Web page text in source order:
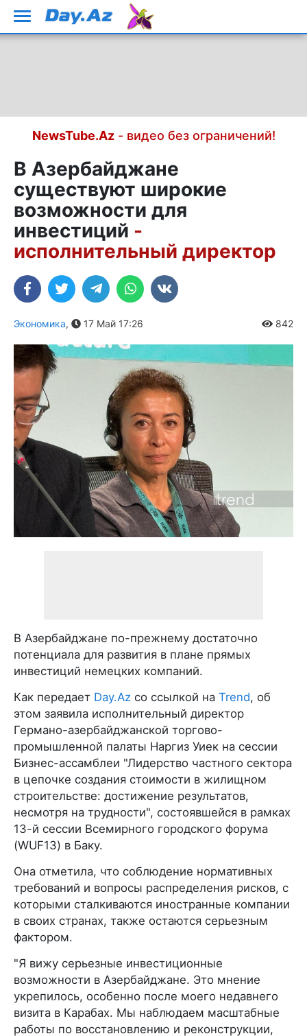
NewsTube.Az- видео без ограничений!
В Азербайджане
существуют широкие
возможности для
инвестиций -
исполнительный директор
Экономика, 17 Май 17:26 842
В Азербайджане по-прежнему достаточно
потенциала для развития в плане прямых
инвестиций немецких компаний.
Как передает Day.Az со ссылкой на Trend, об
этом заявила исполнительный директор
Германо-азербайджанской торгово-
промышленной палаты Наргиз Уиек на сессии
Бизнес-ассамблеи "Лидерство частного сектора
в цепочке создания стоимости в жилищном
строительстве: достижение результатов,
несмотря на трудности", состоявшейся в рамках
13-й сессии Всемирного городского форума
(WUF13) в Баку.
Она отметила, что соблюдение нормативных
требований и вопросы распределения рисков, с
которыми сталкиваются иностранные компании
в своих странах, также остаются серьезным
фактором.
"Я вижу серьезные инвестиционные
возможности в Азербайджане. Это мнение
укрепилось, особенно после моего недавнего
визита в Карабах. Мы наблюдаем масштабные
работы по восстановлению и реконструкции,